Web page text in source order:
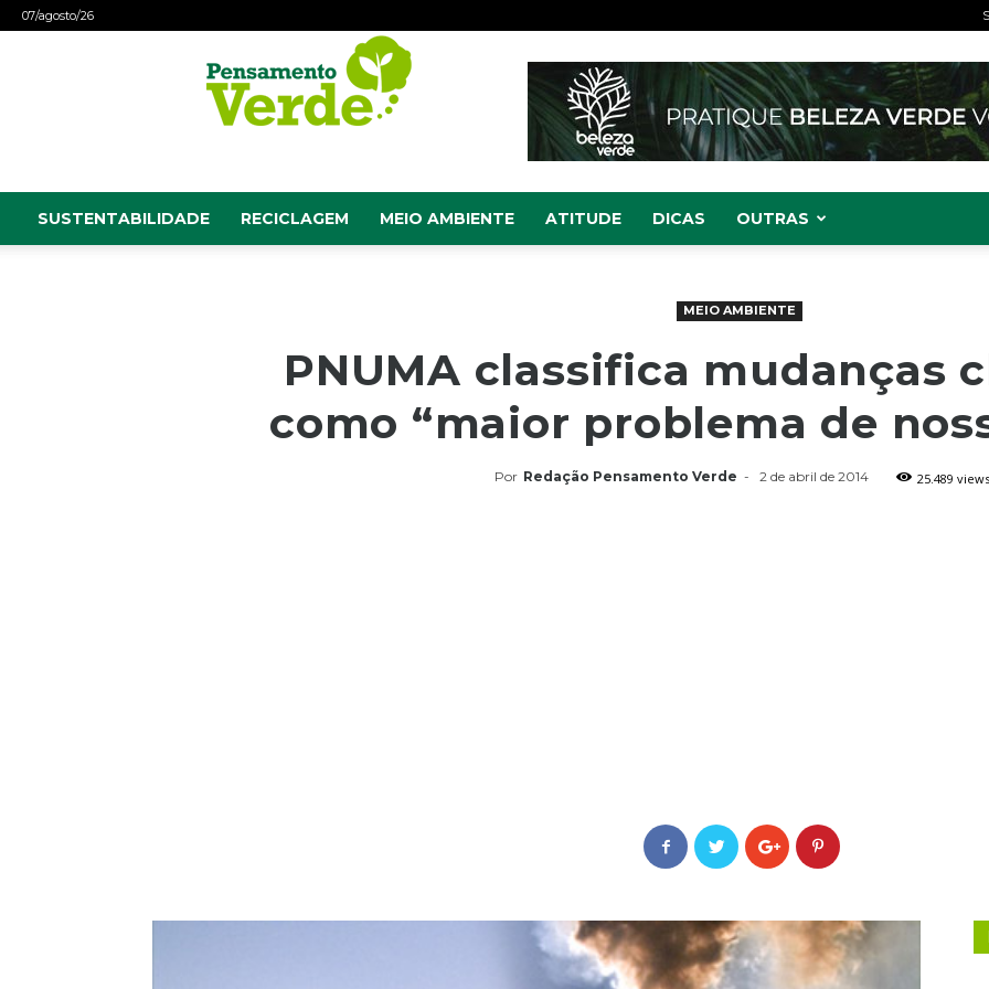
07/agosto/26
SUSTENTABILIDADE RECICLAGEM MEIO AMBIENTE ATITUDE DICAS OUTRAS
MEIO AMBIENTE
PNUMA classifica mudanças
como “maior problema de
Por Redação Pensamento Verde - 2 de abril de 2014 25.489 views